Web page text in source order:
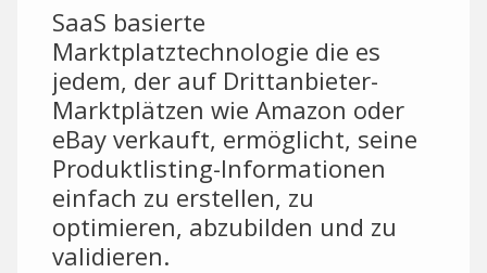
SaaS basierte
Marktplatztechnologie die es
jedem, der auf Drittanbieter-
Marktplätzen wie Amazon oder
eBay verkauft, ermöglicht, seine
Produktlisting-Informationen
einfach zu erstellen, zu
optimieren, abzubilden und zu
validieren.